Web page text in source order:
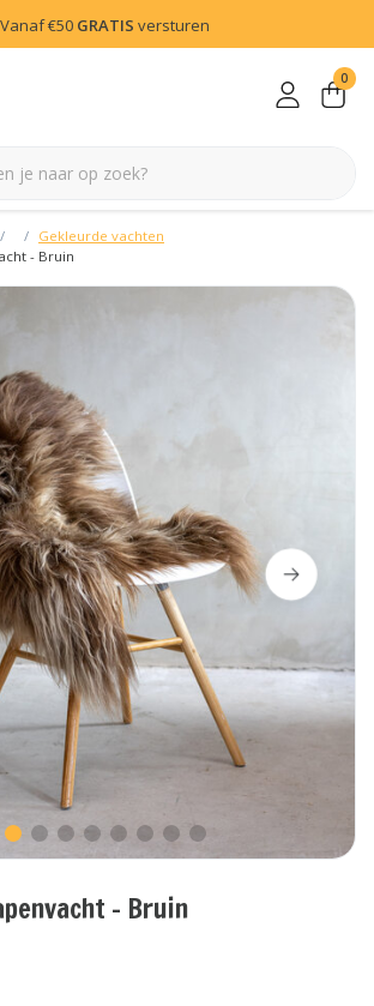
Vanaf€50 GRATIS versturen
0
Gekleurde vachten
- Bruin
- Bruin